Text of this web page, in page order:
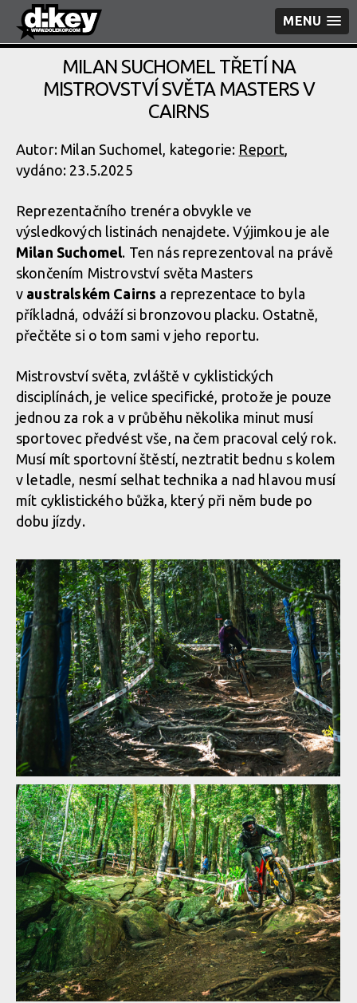
MENU
MILAN SUCHOMEL TŘETÍ NA
MISTROVSTVÍ SVĚTA MASTERS V
CAIRNS
Autor: Milan Suchomel, kategorie: Report,
vydáno: 23.5.2025
Reprezentačního trenéra obvykle ve
výsledkových listinách nenajdete. Výjimkou je ale
Milan Suchomel. Ten nás reprezentoval na právě
skončením Mistrovství světa Masters
v australském Cairns a reprezentace to byla
příkladná, odváží si bronzovou placku. Ostatně,
přečtěte si o tom sami v jeho reportu.
Mistrovství světa, zvláště v cyklistických
disciplínách, je velice specifické, protože je pouze
jednou za rok a v průběhu několika minut musí
sportovec předvést vše, na čem pracoval celý rok.
Musí mít sportovní štěstí, neztratit bednu s kolem
v letadle, nesmí selhat technika a nad hlavou musí
mít cyklistického bůžka, který při něm bude po
dobu jízdy.
MIlan Suchomel třetí na Mistrovství světa Masters v Cairns
MIlan Suchomel třetí na Mistrovství světa Masters v Cairns
MIlan Suchomel třetí na Mistrovství světa Masters v Cairns
MIlan Suchomel třetí na Mistrovství světa Masters v Cairns